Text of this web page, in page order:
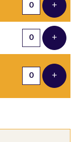
+Voeg
+Voeg
+Voeg